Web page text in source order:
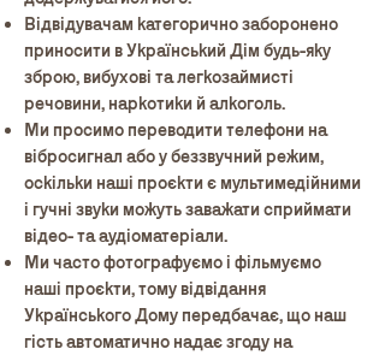
Відвідувачам категорично заборонено
приносити в Український Дім будь-яку
зброю, вибухові та легкозаймисті
речовини, наркотики й алкоголь.
Ми просимо переводити телефони на
вібросигнал або у беззвучний режим,
оскільки наші проєкти є мультимедійними
і гучні звуки можуть заважати сприймати
відео- та аудіоматеріали.
Ми часто фотографуємо і фільмуємо
наші проєкти, тому відвідання
Українського Дому передбачає, що наш
гість автоматично надає згоду на